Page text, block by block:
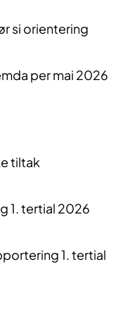
si orientering
per mai 2026
tiltak
1. tertial 2026
1. tertial